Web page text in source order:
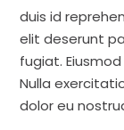
duis id
elit deserunt
fugiat.
Nulla
dolor eu